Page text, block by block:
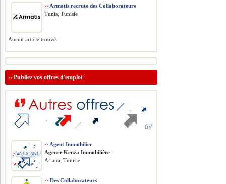
›› Armatis recrute des Collaborateurs
Tunis, Tunisie
Aucun article trouvé.
››Publiez vos offres d'emploi
›› Agent Immobilier
Agence Kenza Immobilière
Ariana, Tunisie
›› Des Collaborateurs